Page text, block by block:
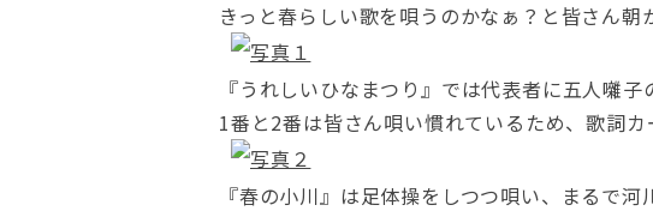
きっと春らしい歌を唄うのかなぁ？と皆さん
『うれしいひなまつり』では代表者に五人囃
1番と2番は皆さん唄い慣れているため、歌詞
『春の小川』は足体操をしつつ唄い、まるで